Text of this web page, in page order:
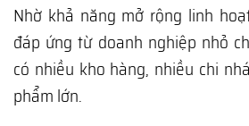
Nhờ khả năng mở rộng linh
đáp ứng từ doanh nghiệp nhỏ
có nhiều kho hàng, nhiều chi
phẩm lớn.